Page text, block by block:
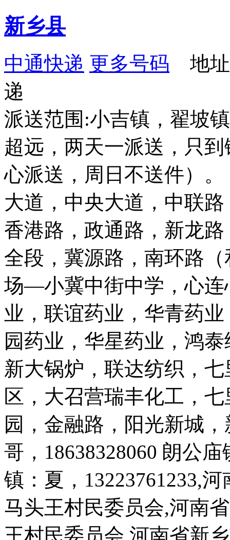
新乡县
中通快递 更多号码 地址
递
派送范围:小吉镇，翟坡
超远，两天一派送，只
心派送，周日不送件）
大道，中央大道，中联
香港路，政通路，新龙
全段，冀源路，南环路
场—小冀中街中学，心连
业，联谊药业，华青药
园药业，华星药业，鸿
新大锅炉，联达纺织，
区，大召营瑞丰化工，
园，金融路，阳光新城
哥，18638328060 朗公
镇：夏，13223761233,
马头王村民委员会,河南
王村民委员会,河南省新